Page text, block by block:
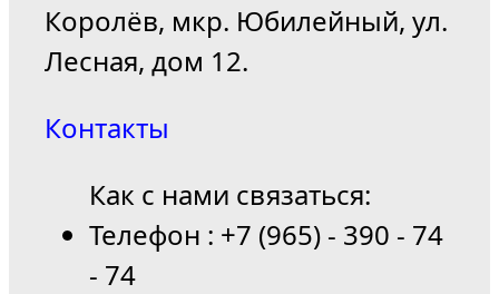
Королёв, мкр. Юбилейный, ул.
Лесная, дом 12.
Контакты
Как с нами связаться:
Телефон : +7 (965) - 390 - 74
- 74